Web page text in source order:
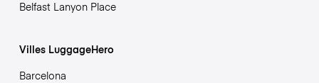
Belfast Lanyon Place
Villes LuggageHero
Barcelona